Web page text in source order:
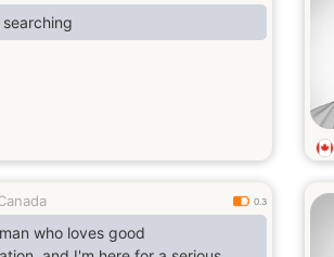
0.3
who loves good